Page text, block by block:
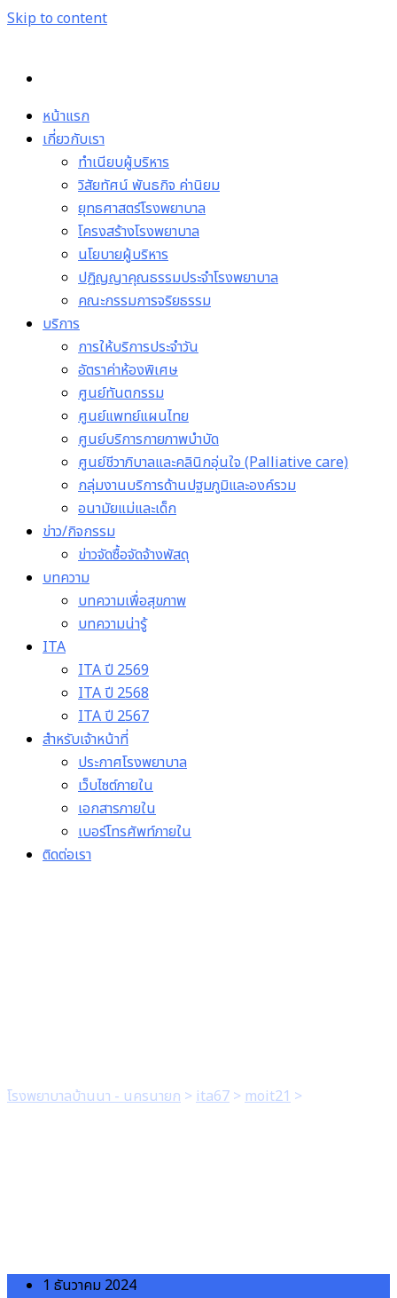
Skip to content
หน้าแรก
เกี่ยวกับเรา
ทำเนียบผู้บริหาร
วิสัยทัศน์ พันธกิจ ค่านิยม
ยุทธศาสตร์โรงพยาบาล
โครงสร้างโรงพยาบาล
นโยบายผู้บริหาร
ปฏิญญาคุณธรรมประจำโรงพยาบาล
คณะกรรมการจริยธรรม
บริการ
การให้บริการประจำวัน
อัตราค่าห้องพิเศษ
ศูนย์ทันตกรรม
ศูนย์แพทย์แผนไทย
ศูนย์บริการกายภาพบำบัด
ศูนย์ชีวาภิบาลและคลินิกอุ่นใจ (Palliative care)
กลุ่มงานบริการด้านปฐมภูมิและองค์รวม
อนามัยแม่และเด็ก
ข่าว/กิจกรรม
ข่าวจัดซื้อจัดจ้างพัสดุ
บทความ
บทความเพื่อสุขภาพ
บทความน่ารู้
ITA
ITA ปี 2569
ITA ปี 2568
ITA ปี 2567
สำหรับเจ้าหน้าที่
ประกาศโรงพยาบาล
เว็บไซต์ภายใน
เอกสารภายใน
เบอร์โทรศัพท์ภายใน
ติดต่อเรา
โรงพยาบาลบ้านนา - นครนายก > ita67 > moit21 >
1 ธันวาคม 2024